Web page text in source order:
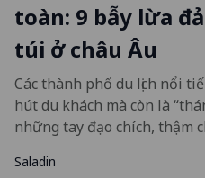
toàn: 9 bẫy lừa
túi ở châu Âu
Các thành phố du lịch nổi
hút du khách mà còn là
những tay đạo chích, thậm
Saladin